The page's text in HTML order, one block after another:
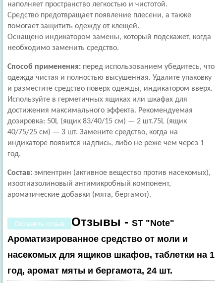
наполняет пространство легкостью и чистотой.
Средство предотвращает появление плесени, а также
помогает защитить одежду от клещей.
Оснащено индикатором замены, который подскажет, когда
необходимо заменить средство.
Способ применения: перед использованием убедитесь, что
одежда чистая и полностью высушенная. Удалите упаковку
и разместите средство поверх одежды, индикатором вверх.
Используйте в герметичных ящиках или шкафах для
достижения максимального эффекта. Рекомендуемая
дозировка: 50L (ящик 83/40/15 см) — 2 шт.75L (ящик
40/75/25 см) — 3 шт. Замените средство, когда на
индикаторе появится надпись, либо не реже чем через 1
год.
Состав: эмпентрин (активное вещество против насекомых),
изоотиазолиновый антимикробный компонент,
ароматические добавки (мята, бергамот).
Оставить отзыв Отзывы - ST "Note"
Ароматизированное средство от моли и
насекомых для ящиков шкафов, таблетки на 1
год, аромат мяты и бергамота, 24 шт.